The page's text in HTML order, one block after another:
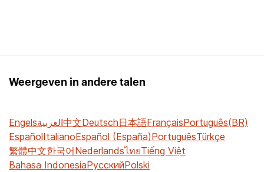
Weergeven in andere talen
Engelsالعربية中文Deutsch日本語FrançaisPortuguês(BR)
EspañolItalianoEspañol (España)PortuguêsTürkçe
繁體中文한국어NederlandsไทยTiếng Việt
Bahasa IndonesiaРусскийPolski